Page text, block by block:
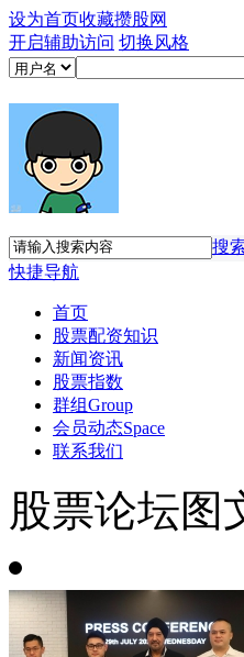
设为首页收藏攒股网
开启辅助访问 切换风格
搜
快捷导航
首页
股票配资知识
新闻资讯
股票指数
群组Group
会员动态Space
联系我们
股票论坛图